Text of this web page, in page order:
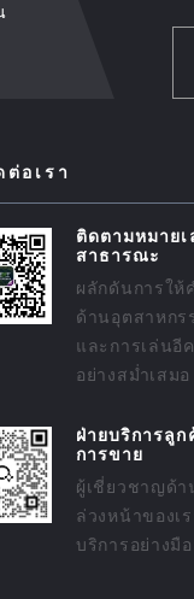
ต่อเรา
ติดตามหมายเ
สาธารณะ
ผลักดันการให้
ด้านอุตสาหกร
และการเล่นอี
อย่างสม่ำเสมอ
ฝ่ายบริการลูก
การขาย
ผู้เชี่ยวชาญด้า
ล่วงหน้าของเ
บริการอย่างมื